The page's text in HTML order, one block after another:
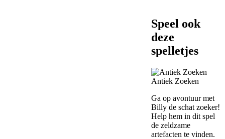
Speel ook
deze
spelletjes
Antiek Zoeken
Ga op avontuur met
Billy de schat zoeker!
Help hem in dit spel
de zeldzame
artefacten te vinden.